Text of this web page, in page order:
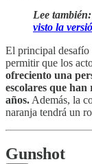
Lee también:
visto la
El principal desafío
permitir que los
ofreciento una
escolares que
años. Además, la
naranja tendrá un
Gunshot